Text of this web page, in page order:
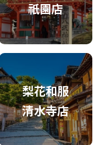
祇園店
梨花和服
清水寺店